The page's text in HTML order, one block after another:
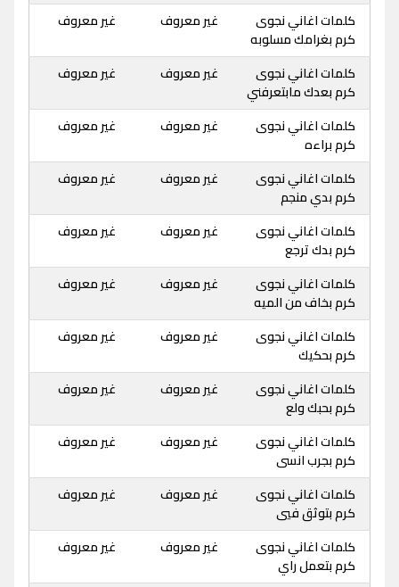
كلمات اغاني نجوى
كرم بغرامك مسلوبه
غير معروف غير معروف
كلمات اغاني نجوى
كرم بعدك مابتعرفني
غير معروف غير معروف
كلمات اغاني نجوى
كرم براءه
غير معروف غير معروف
كلمات اغاني نجوى
كرم بدي منجم
غير معروف غير معروف
كلمات اغاني نجوى
كرم بدك ترجع
غير معروف غير معروف
كلمات اغاني نجوى
كرم بخاف من الميه
غير معروف غير معروف
كلمات اغاني نجوى
كرم بحكيك
غير معروف غير معروف
كلمات اغاني نجوى
كرم بحبك ولع
غير معروف غير معروف
كلمات اغاني نجوى
كرم بجرب انسى
غير معروف غير معروف
كلمات اغاني نجوى
كرم بتوثق فيي
غير معروف غير معروف
كلمات اغاني نجوى
كرم بتعمل راي
غير معروف غير معروف